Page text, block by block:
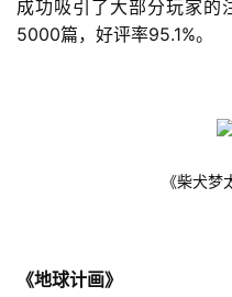
成功吸引了大部分玩家的
5000篇，好评率95.1%。
《柴犬梦
《地球计画》